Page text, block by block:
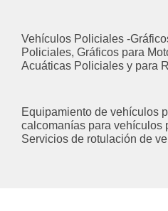
Vehículos Policiales -
Policiales, Gráficos para
Acuáticas Policiales y para
Equipamiento de vehículos
calcomanías para vehículos
Servicios de rotulación de